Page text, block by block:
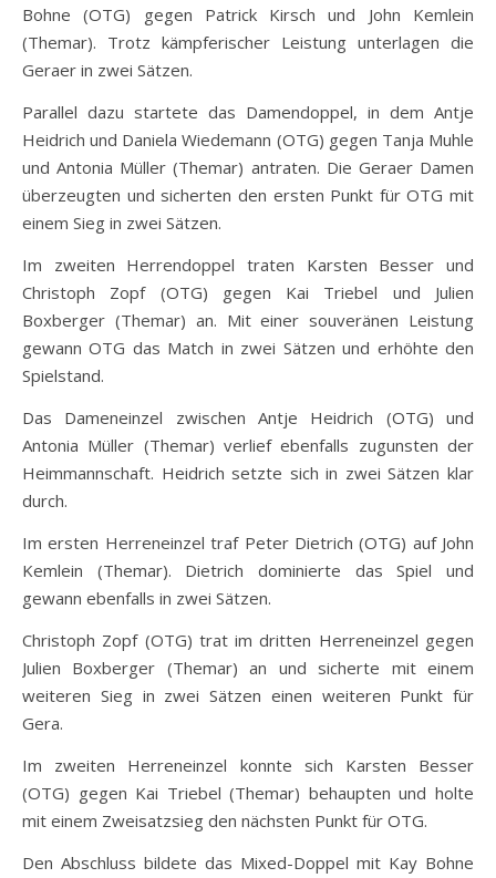
Bohne (OTG) gegen Patrick Kirsch und John Kemlein
(Themar). Trotz kämpferischer Leistung unterlagen die
Geraer in zwei Sätzen.
Parallel dazu startete das Damendoppel, in dem Antje
Heidrich und Daniela Wiedemann (OTG) gegen Tanja Muhle
und Antonia Müller (Themar) antraten. Die Geraer Damen
überzeugten und sicherten den ersten Punkt für OTG mit
einem Sieg in zwei Sätzen.
Im zweiten Herrendoppel traten Karsten Besser und
Christoph Zopf (OTG) gegen Kai Triebel und Julien
Boxberger (Themar) an. Mit einer souveränen Leistung
gewann OTG das Match in zwei Sätzen und erhöhte den
Spielstand.
Das Dameneinzel zwischen Antje Heidrich (OTG) und
Antonia Müller (Themar) verlief ebenfalls zugunsten der
Heimmannschaft. Heidrich setzte sich in zwei Sätzen klar
durch.
Im ersten Herreneinzel traf Peter Dietrich (OTG) auf John
Kemlein (Themar). Dietrich dominierte das Spiel und
gewann ebenfalls in zwei Sätzen.
Christoph Zopf (OTG) trat im dritten Herreneinzel gegen
Julien Boxberger (Themar) an und sicherte mit einem
weiteren Sieg in zwei Sätzen einen weiteren Punkt für
Gera.
Im zweiten Herreneinzel konnte sich Karsten Besser
(OTG) gegen Kai Triebel (Themar) behaupten und holte
mit einem Zweisatzsieg den nächsten Punkt für OTG.
Den Abschluss bildete das Mixed-Doppel mit Kay Bohne